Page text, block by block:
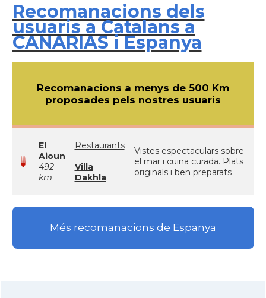
Recomanacions dels
usuaris a Catalans a
CANARIAS i Espanya
Recomanacions a menys de 500 Km
proposades pels nostres usuaris
El
Aioun
492
km
Restaurants
Villa
Dakhla
Vistes espectaculars sobre
el mar i cuina curada. Plats
originals i ben preparats
Més recomanacions de Espanya